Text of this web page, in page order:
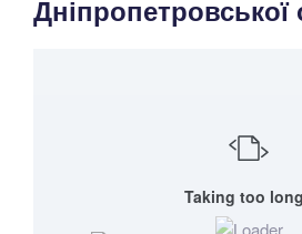
Дніпропетровської
Taking too